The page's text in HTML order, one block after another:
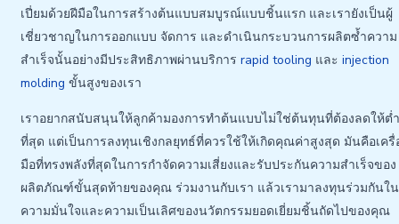
เปี่ยมด้วยฝีมือในการสร้างต้นแบบสมบูรณ์แบบชิ้นแรก และเรายังเป็นผู้
เชี่ยวชาญในการออกแบบ จัดการ และดำเนินกระบวนการผลิตซ้ำความ
สำเร็จนั้นอย่างมีประสิทธิภาพผ่านบริการrapid tooling และinjection
molding ขั้นสูงของเรา
เราอยากสนับสนุนให้ลูกค้ามองการทำต้นแบบไม่ใช่ต้นทุนที่ต้องลดให้ต่
ที่สุด แต่เป็นการลงทุนเชิงกลยุทธ์ที่ควรใช้ให้เกิดคุณค่าสูงสุด มันคือเครื่
มือที่ทรงพลังที่สุดในการกำจัดความเสี่ยงและรับประกันความสำเร็จของ
ผลิตภัณฑ์ขั้นสุดท้ายของคุณ ร่วมงานกับเรา แล้วเรามาลงทุนร่วมกันใน
ความมั่นใจและความเป็นเลิศของนวัตกรรมยอดเยี่ยมชิ้นถัดไปของคุณ